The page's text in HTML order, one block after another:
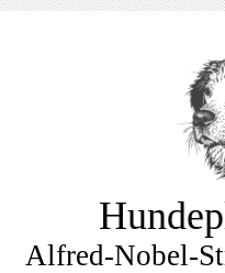
Alfred-Nobel-